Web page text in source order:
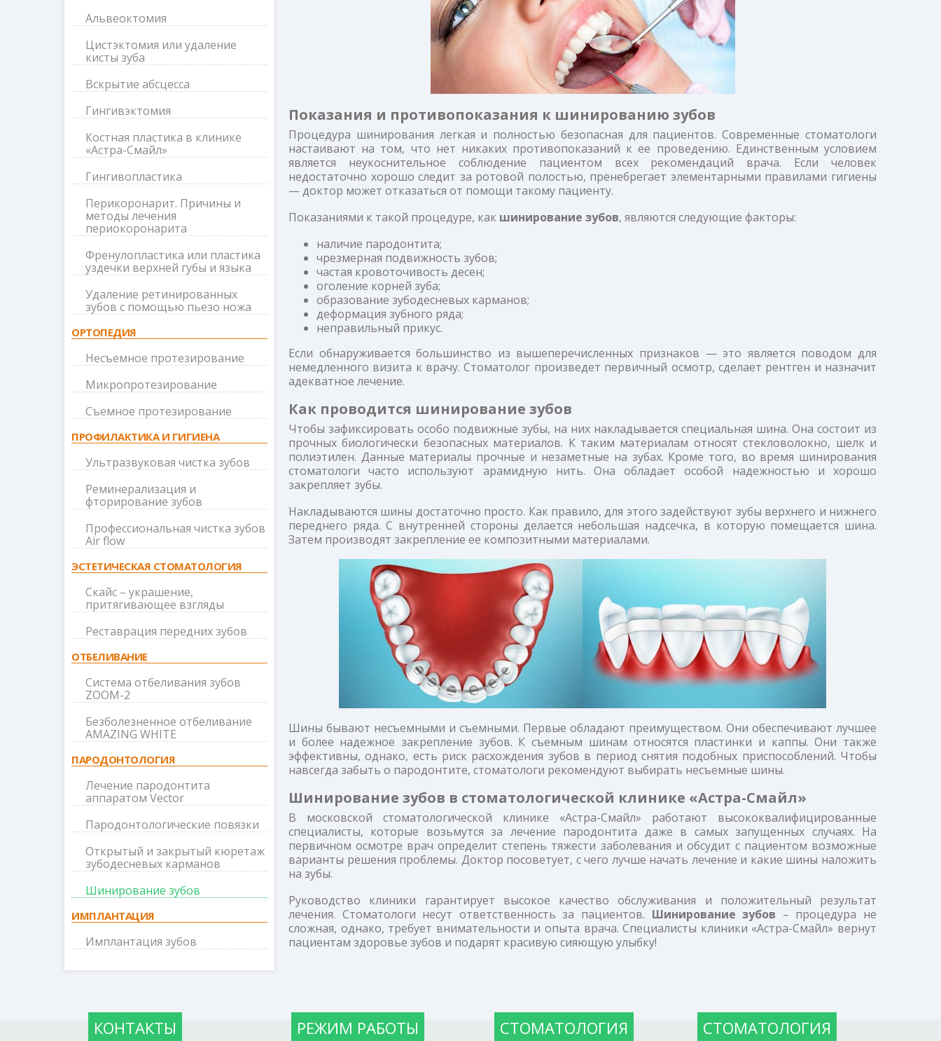
Альвеоктомия
Цистэктомия или удаление
кисты зуба
Вскрытие абсцесса
Гингивэктомия
Костная пластика в клинике
«Астра-Смайл»
Гингивопластика
Перикоронарит. Причины и
методы лечения
периокоронарита
Френулопластика или пластика
уздечки верхней губы и языка
Удаление ретинированных
зубов с помощью пьезо ножа
ОРТОПЕДИЯ
Несъемное протезирование
Микропротезирование
Съемное протезирование
ПРОФИЛАКТИКА И ГИГИЕНА
Ультразвуковая чистка зубов
Реминерализация и
фторирование зубов
Профессиональная чистка зубов
Air flow
ЭСТЕТИЧЕСКАЯ СТОМАТОЛОГИЯ
Скайс – украшение,
притягивающее взгляды
Реставрация передних зубов
ОТБЕЛИВАНИЕ
Система отбеливания зубов
ZOOM-2
Безболезненное отбеливание
AMAZING WHITE
ПАРОДОНТОЛОГИЯ
Лечение пародонтита
аппаратом Vector
Пародонтологические повязки
Открытый и закрытый кюретаж
зубодесневых карманов
Шинирование зубов
ИМПЛАНТАЦИЯ
Имплантация зубов
Показания и противопоказания к шинированию зубов
Процедура шинирования легкая и полностью безопасная для пациентов. Современные стоматологи
настаивают на том, что нет никаких противопоказаний к ее проведению. Единственным условием
является неукоснительное соблюдение пациентом всех рекомендаций врача. Если человек
недостаточно хорошо следит за ротовой полостью, пренебрегает элементарными правилами гигиены
— доктор может отказаться от помощи такому пациенту.
Показаниями к такой процедуре, как шинирование зубов, являются следующие факторы:
наличие пародонтита;
чрезмерная подвижность зубов;
частая кровоточивость десен;
оголение корней зуба;
образование зубодесневых карманов;
деформация зубного ряда;
неправильный прикус.
Если обнаруживается большинство из вышеперечисленных признаков — это является поводом для
немедленного визита к врачу. Стоматолог произведет первичный осмотр, сделает рентген и назначит
адекватное лечение.
Как проводится шинирование зубов
Чтобы зафиксировать особо подвижные зубы, на них накладывается специальная шина. Она состоит из
прочных биологически безопасных материалов. К таким материалам относят стекловолокно, шелк и
полиэтилен. Данные материалы прочные и незаметные на зубах. Кроме того, во время шинирования
стоматологи часто используют арамидную нить. Она обладает особой надежностью и хорошо
закрепляет зубы.
Накладываются шины достаточно просто. Как правило, для этого задействуют зубы верхнего и нижнего
переднего ряда. С внутренней стороны делается небольшая надсечка, в которую помещается шина.
Затем производят закрепление ее композитными материалами.
Шины бывают несъемными и съемными. Первые обладают преимуществом. Они обеспечивают лучшее
и более надежное закрепление зубов. К съемным шинам относятся пластинки и каппы. Они также
эффективны, однако, есть риск расхождения зубов в период снятия подобных приспособлений. Чтобы
навсегда забыть о пародонтите, стоматологи рекомендуют выбирать несъемные шины.
Шинирование зубов в стоматологической клинике «Астра-Смайл»
В московской стоматологической клинике «Астра-Смайл» работают высококвалифицированные
специалисты, которые возьмутся за лечение пародонтита даже в самых запущенных случаях. На
первичном осмотре врач определит степень тяжести заболевания и обсудит с пациентом возможные
варианты решения проблемы. Доктор посоветует, с чего лучше начать лечение и какие шины наложить
на зубы.
Руководство клиники гарантирует высокое качество обслуживания и положительный результат
лечения. Стоматологи несут ответственность за пациентов. Шинирование зубов – процедура не
сложная, однако, требует внимательности и опыта врача. Специалисты клиники «Астра-Смайл» вернут
пациентам здоровье зубов и подарят красивую сияющую улыбку!
КОНТАКТЫ РЕЖИМ РАБОТЫ СТОМАТОЛОГИЯ СТОМАТОЛОГИЯ